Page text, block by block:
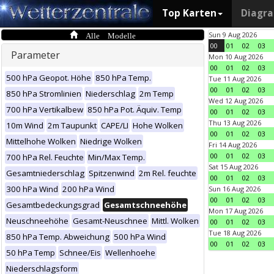
Top Karten
Alle Modelle
Parameter
500 hPa Geopot. Höhe 850 hPa Temp.
850 hPa Stromlinien Niederschlag 2m Temp
700 hPa Vertikalbew 850 hPa Pot. Äquiv. Temp
10m Wind 2m Taupunkt CAPE/LI Hohe Wolken
Mittelhohe Wolken Niedrige Wolken
700 hPa Rel. Feuchte Min/Max Temp.
Gesamtniederschlag Spitzenwind 2m Rel. feuchte
300 hPa Wind 200 hPa Wind
Gesamtbedeckungsgrad Gesamtschneehöhe
Neuschneehöhe Gesamt-Neuschnee Mittl. Wolken
850 hPa Temp. Abweichung 500 hPa Wind
50 hPa Temp Schnee/Eis Wellenhoehe
Niederschlagsform
Sun 9 Aug 2026
00
01 02
03
Mon 10 Aug 2026
00
01 02
03
Tue 11 Aug 2026
00
01 02
03
Wed 12 Aug 2026
00
01 02
03
Thu 13 Aug 2026
00
01 02
03
Fri 14 Aug 2026
00
01 02
03
Sat 15 Aug 2026
00
01 02
03
Sun 16 Aug 2026
00
01 02
03
Mon 17 Aug 2026
00
01 02
03
Tue 18 Aug 2026
00
01 02 03